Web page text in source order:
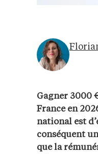
Gagner 3000
France en
national est
conséquent
que la